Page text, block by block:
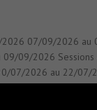
2026 07/09/2026
09/2026 Sessions
07/2026 au 22/